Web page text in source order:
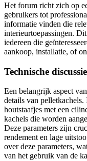
Het forum richt zich op
gebruikers tot
informatie vinden die
interieurtoepassingen.
iedereen die
aankoop, installatie, of
Technische
Een belangrijk aspect
details van
houtstaafjes met een
kachels die worden
Deze parameters zijn
rendement en lage
over deze parameters,
van het gebruik van de